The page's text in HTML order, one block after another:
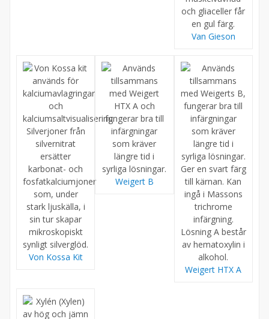
Van Gieson
Von Kossa Kit
Weigert B
Weigert HTX A